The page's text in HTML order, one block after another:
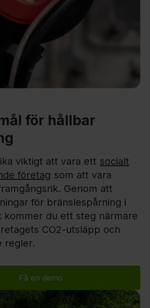
för hållbar
viktigt att vara ett socialt
företag som att vara
Genom att
för bränslespårning i
kommer du ett steg närmare
CO2-utsläpp och
regler.
Få en demo